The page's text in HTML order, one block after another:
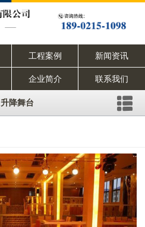
工程案例 新闻资讯
企业简介 联系我们
升降舞台